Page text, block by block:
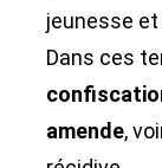
jeunesse
Dans ces
amende,